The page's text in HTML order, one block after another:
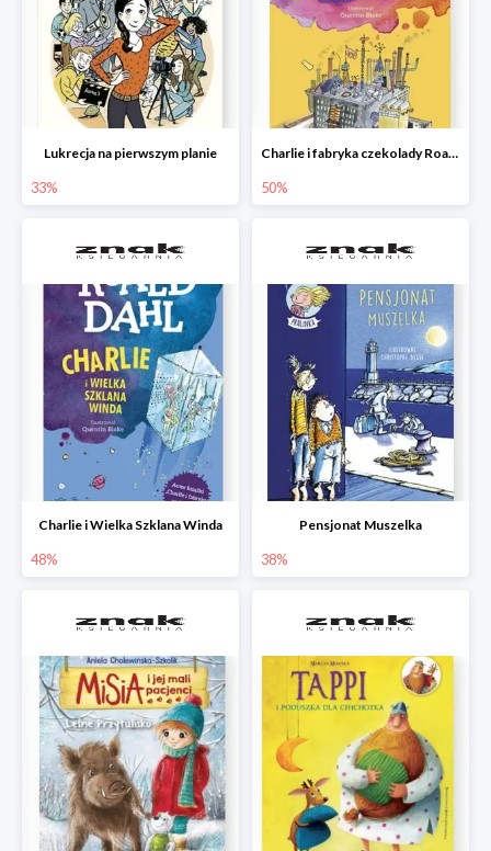
Lukrecja na pierwszym planie
33%
Charlie i fabryka czekolady Roald Dahl
50%
Charlie i Wielka Szklana Winda
48%
Pensjonat Muszelka
38%